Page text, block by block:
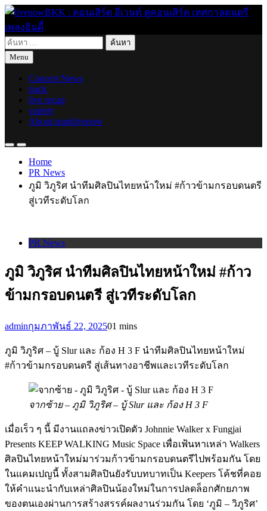
Skip
content
livenowBKK : คอนเสิร์ต อีเวนท์ ดูคอนเสิร์ต เทศกาลดนตรี เพลง
อินดี้
live for today
ค้นหา
สำหรับ:
Menu
Concert News
track
live recap
variety
About teamlivenow
Home
PR News
ภูมิ วิภูริศ นำทีมศิลปินไทยหน้าใหม่ #ก้าวข้ามกรอบดนตรี
สู่เวทีระดับโลก
PR News
ภูมิ วิภูริศ นำทีมศิลปินไทยหน้าใหม่ #ก้าว
ข้ามกรอบดนตรี สู่เวทีระดับโลก
adminกุมภาพันธ์ 22, 202501 mins
ภูมิ วิภูริศ – บู้ Slur และ ก้อง H 3 F นำทีมศิลปินไทยหน้าใหม่
#ก้าวข้ามกรอบดนตรี สู่เส้นทางอาชีพและเวทีระดับโลก
จากซ้าย – ภูมิ วิภูริศ – บู้ Slur และ ก้อง H 3 F
เมื่อเร็ว ๆ นี้ มีงานแถลงข่าวเปิดตัว Johnnie Walker x Fungjai
Presents KEEP WALKING Music Space เพื่อเฟ้นหาเหล่า Walkers
ศิลปินไทยหน้าใหม่มาร่วมก้าวข้ามกรอบดนตรีไปพร้อมกัน โดย
ในแคมเปญนี้ ทั้งสามศิลปินยังรับบทบาทเป็น Keepers โค้ชที่คอย
ให้คำแนะนำกับเหล่าศิลปินน้องใหม่ในการปลดล็อกศักยภาพ
ของตนเองผ่านการสร้างสรรค์ผลงานร่วมกัน โดย ‘ภูมิ – วิภูริศ’